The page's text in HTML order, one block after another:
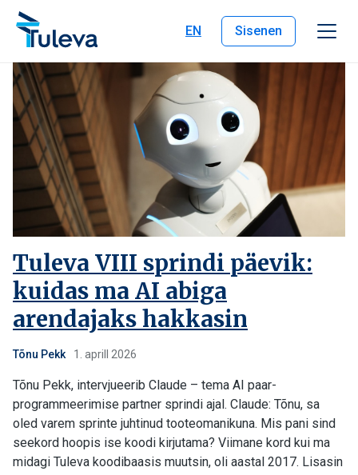
Liigu edasi sisu juurde
EN
Sisenen
Tuleva VIII sprindi päevik:
kuidas ma AI abiga
arendajaks hakkasin
Tõnu Pekk 1. aprill 2026
Tõnu Pekk, intervjueerib Claude – tema AI paar-
programmeerimise partner sprindi ajal. Claude: Tõnu, sa
oled varem sprinte juhtinud tooteomanikuna. Mis pani sind
seekord hoopis ise koodi kirjutama? Viimane kord kui ma
midagi Tuleva koodibaasis muutsin, oli aastal 2017. Lisasin